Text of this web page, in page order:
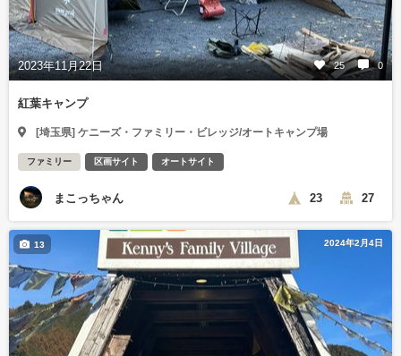
2023年11月22日 25 0
紅葉キャンプ
[埼玉県] ケニーズ・ファミリー・ビレッジ/オートキャンプ場
ファミリー 区画サイト オートサイト
まこっちゃん 23 27
2024年2月4日
13